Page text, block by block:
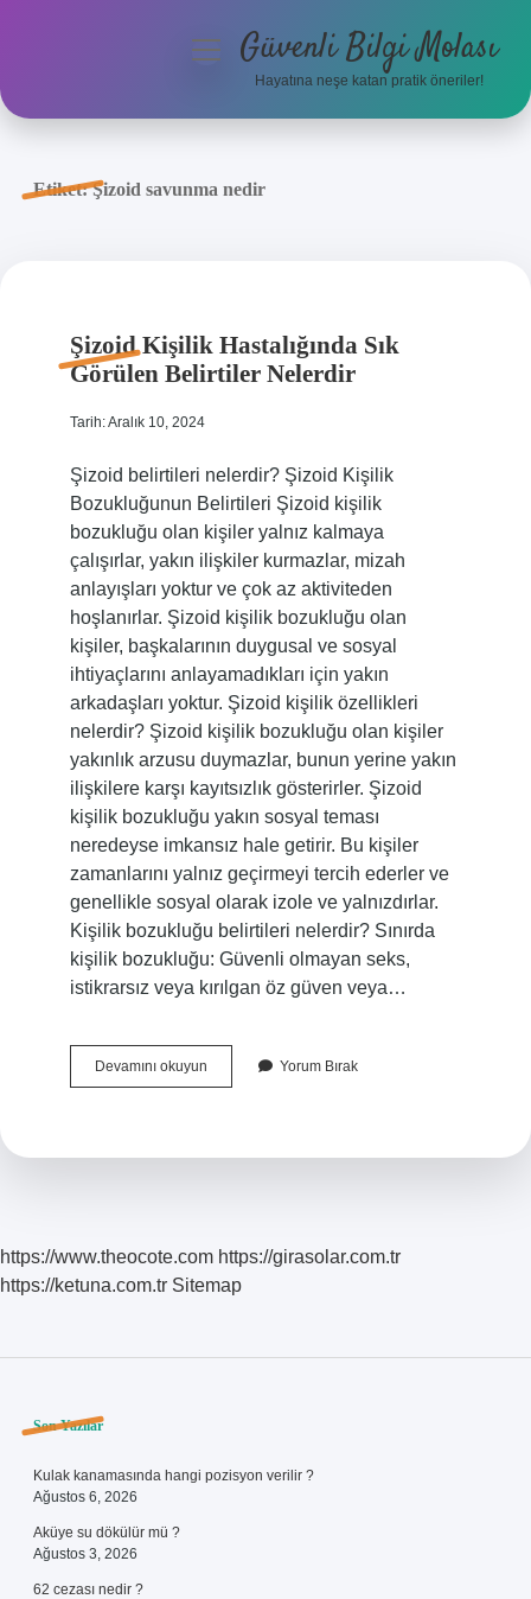
Anasayfa
menüyüGüvenli Bilgi Molası
Hayatına neşe katan pratik öneriler!
Etiket:Şizoid savunma nedir
Şizoid Kişilik Hastalığında Sık
Görülen Belirtiler Nelerdir
Tarih: Aralık 10, 2024
Şizoid belirtileri nelerdir? Şizoid Kişilik
Bozukluğunun Belirtileri Şizoid kişilik
bozukluğu olan kişiler yalnız kalmaya
çalışırlar, yakın ilişkiler kurmazlar, mizah
anlayışları yoktur ve çok az aktiviteden
hoşlanırlar. Şizoid kişilik bozukluğu olan
kişiler, başkalarının duygusal ve sosyal
ihtiyaçlarını anlayamadıkları için yakın
arkadaşları yoktur. Şizoid kişilik özellikleri
nelerdir? Şizoid kişilik bozukluğu olan kişiler
yakınlık arzusu duymazlar, bunun yerine yakın
ilişkilere karşı kayıtsızlık gösterirler. Şizoid
kişilik bozukluğu yakın sosyal teması
neredeyse imkansız hale getirir. Bu kişiler
zamanlarını yalnız geçirmeyi tercih ederler ve
genellikle sosyal olarak izole ve yalnızdırlar.
Kişilik bozukluğu belirtileri nelerdir? Sınırda
kişilik bozukluğu: Güvenli olmayan seks,
istikrarsız veya kırılgan öz güven veya…
Devamını okuyunŞizoid
Kişilik
Yorum Bırak
https://www.theocote.com https://girasolar.com.tr
https://ketuna.com.tr Sitemap
Sidebar
Son Yazılar
Kulak kanamasında hangi pozisyon verilir ?
Ağustos 6, 2026
Aküye su dökülür mü ?
Ağustos 3, 2026
62 cezası nedir ?